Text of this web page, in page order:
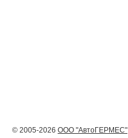
© 2005-2026 ООО "АвтоГЕРМЕС"